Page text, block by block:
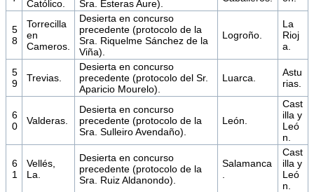
Católico.
Sra. Esteras Aure).
5
8
Torrecilla
en
Cameros.
Desierta en concurso
precedente (protocolo de la
Sra. Riquelme Sánchez de la
Viña).
Logroño.
La
Rioj
a.
5
9
Trevias.
Desierta en concurso
precedente (protocolo del Sr.
Aparicio Mourelo).
Luarca.
Astu
rias.
6
0
Valderas.
Desierta en concurso
precedente (protocolo de la
Sra. Sulleiro Avendaño).
León.
Cast
illa y
Leó
n.
6
1
Vellés,
La.
Desierta en concurso
precedente (protocolo de la
Sra. Ruiz Aldanondo).
Salamanca
Cast
illa y
Leó
n.